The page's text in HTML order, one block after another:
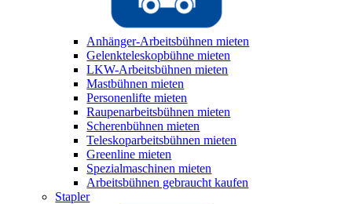
Anhänger-Arbeitsbühnen mieten
Gelenkteleskopbühne mieten
LKW-Arbeitsbühnen mieten
Mastbühnen mieten
Personenlifte mieten
Raupenarbeitsbühnen mieten
Scherenbühnen mieten
Teleskoparbeitsbühnen mieten
Greenline mieten
Spezialmaschinen mieten
Arbeitsbühnen gebraucht kaufen
Stapler